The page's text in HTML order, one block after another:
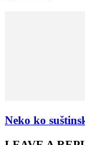
Neko ko